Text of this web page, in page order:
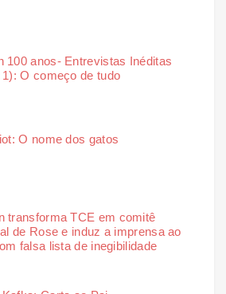
100 anos- Entrevistas Inéditas
1): O começo de tudo
O nome dos gatos
transforma TCE em comitê
de Rose e induz a imprensa ao
falsa lista de inegibilidade